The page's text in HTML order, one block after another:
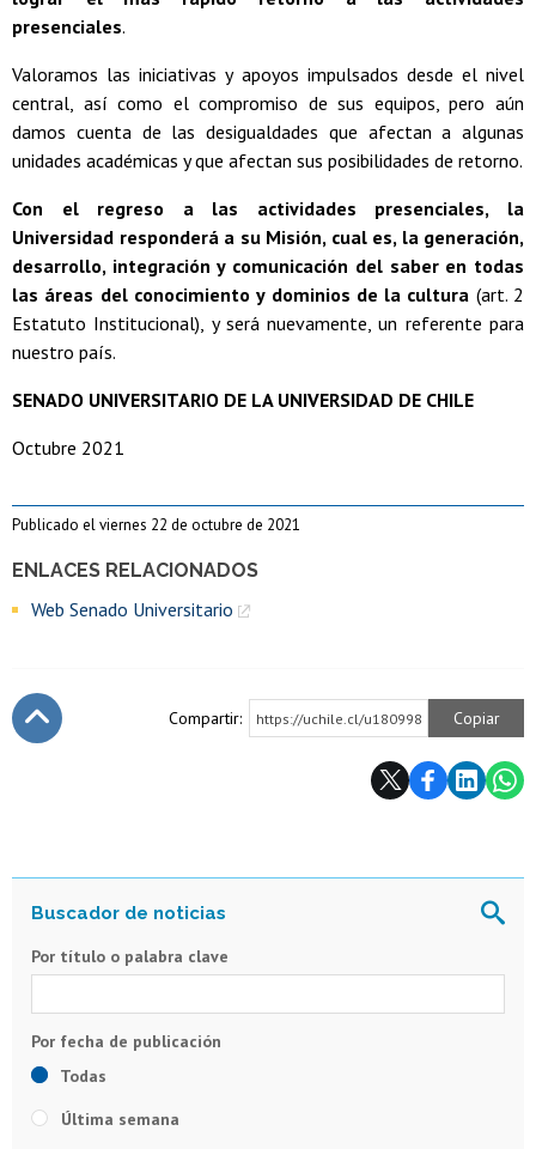
ENLACES RELACIONADOS
Web Senado Universitario
presenciales.
Valoramos las iniciativas y apoyos impulsados desde el nivel
central, así como el compromiso de sus equipos, pero aún
damos cuenta de las desigualdades que afectan a algunas
unidades académicas y que afectan sus posibilidades de retorno.
Con el regreso a las actividades presenciales, la
Universidad responderá a su Misión, cual es, la generación,
desarrollo, integración y comunicación del saber en todas
las áreas del conocimiento y dominios de la cultura (art. 2
Estatuto Institucional), y será nuevamente, un referente para
nuestro país.
SENADO UNIVERSITARIO DE LA UNIVERSIDAD DE CHILE
Octubre 2021
Publicado el viernes 22 de octubre de 2021
Compartir: https://uchile.cl/u180998 Copiar
Por título o palabra clave
Todas
Última semana